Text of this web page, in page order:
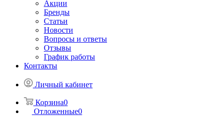
Акции
Бренды
Статьи
Новости
Вопросы и ответы
Отзывы
График работы
Контакты
Личный кабинет
Корзина0
Отложенные0